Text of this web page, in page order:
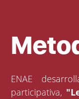
ENAE
participativa,